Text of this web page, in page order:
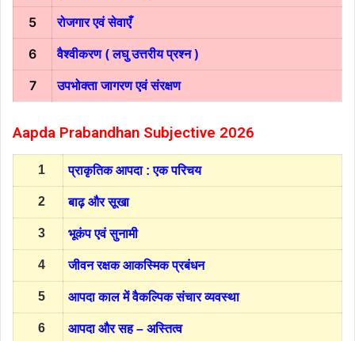
5
रोजगार एवं सेवाएँ
6
वैश्वीकरण ( लघु उत्तरीय प्रश्न )
7
उपभोक्ता जागरण एवं संरक्षण
Aapda Prabandhan Subjective 2026
1 प्राकृतिक आपदा : एक परिचय
2 बाढ़ और सूखा
3 भूकंप एवं सुनामी
4 जीवन रक्षक आकस्मिक प्रबंधन
5 आपदा काल में वैकल्पिक संचार व्यवस्था
6 आपदा और सह – अस्तित्व